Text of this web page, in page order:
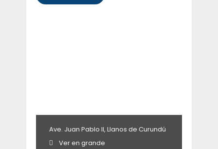
Ave. Juan Pablo II, Llanos de Curundú
Ver en grande